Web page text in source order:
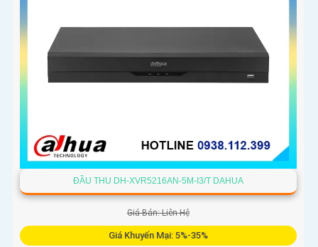
ĐẦU THU DH-XVR5216AN-5M-I3/T DAHUA
Giá Bán: Liên Hệ
Giá Khuyến Mại: 5%-35%